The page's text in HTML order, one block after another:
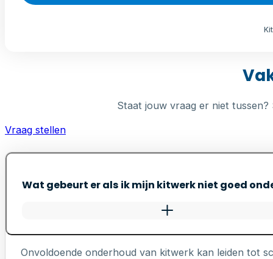
Staat jouw vraag er niet tussen?
Vraag stellen
Wat gebeurt er als ik mijn kitwerk niet goed
Onvoldoende onderhoud van kitwerk kan leiden tot